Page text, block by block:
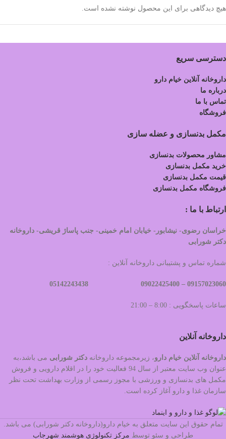
هیچ دیدگاهی برای این محصول نوشته نشده است.
دسترسی سریع
داروخانه آنلاین خیام دارو
درباره ما
تماس با ما
فروشگاه
مکمل بدنسازی و عضله سازی
مشاور محصولات بدنسازی
خرید مکمل بدنسازی
قیمت مکمل بدنسازی
فروشگاه مکمل بدنسازی
ارتباط با ما :
خراسان رضوی- نیشابور- خیابان امام خمینی- جنب پاساژ قریشی- داروخانه
دکتر شورابی
شماره تماس و پشتیبانی داروخانه آنلاین :
09157023060 –
ساعات پاسخگویی : 8:00 – 21:00
داروخانه آنلاین
داروخانه آنلاین خیام دارو، زیرمجموعه داروخانه دکتر شورابی می باشد،به
عنوان وب سایت معتبر از سال 94 فعالیت خود را در اقلام دارویی و فروش
مکمل های بدنسازی و ورزشی با مجوز رسمی از وزارت بهداشت تحت نظر
سازمان غذا و دارو آغاز کرده است.
تمام حقوق این سایت متعلق به خیام دارو(داروخانه دکتر شورابی) می باشد.
طراحی و سئو توسط مرکز تکنولوژی هوشمند شهرجاب